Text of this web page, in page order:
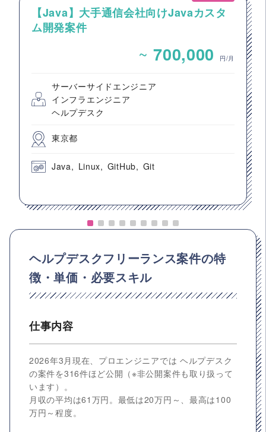
【Java】大手通信会社向けJavaカスタ
ム開発案件
~ 700,000 円/月
サーバーサイドエンジニア
インフラエンジニア
ヘルプデスク
東京都
Java Linux GitHub Git
ヘルプデスクフリーランス案件の特
徴・単価・必要スキル
仕事内容
2026年3月現在、プロエンジニアでは ヘルプデスク
の案件を316件ほど公開（※非公開案件も取り扱って
います）。
月収の平均は61万円。最低は20万円～、最高は100
万円～程度。